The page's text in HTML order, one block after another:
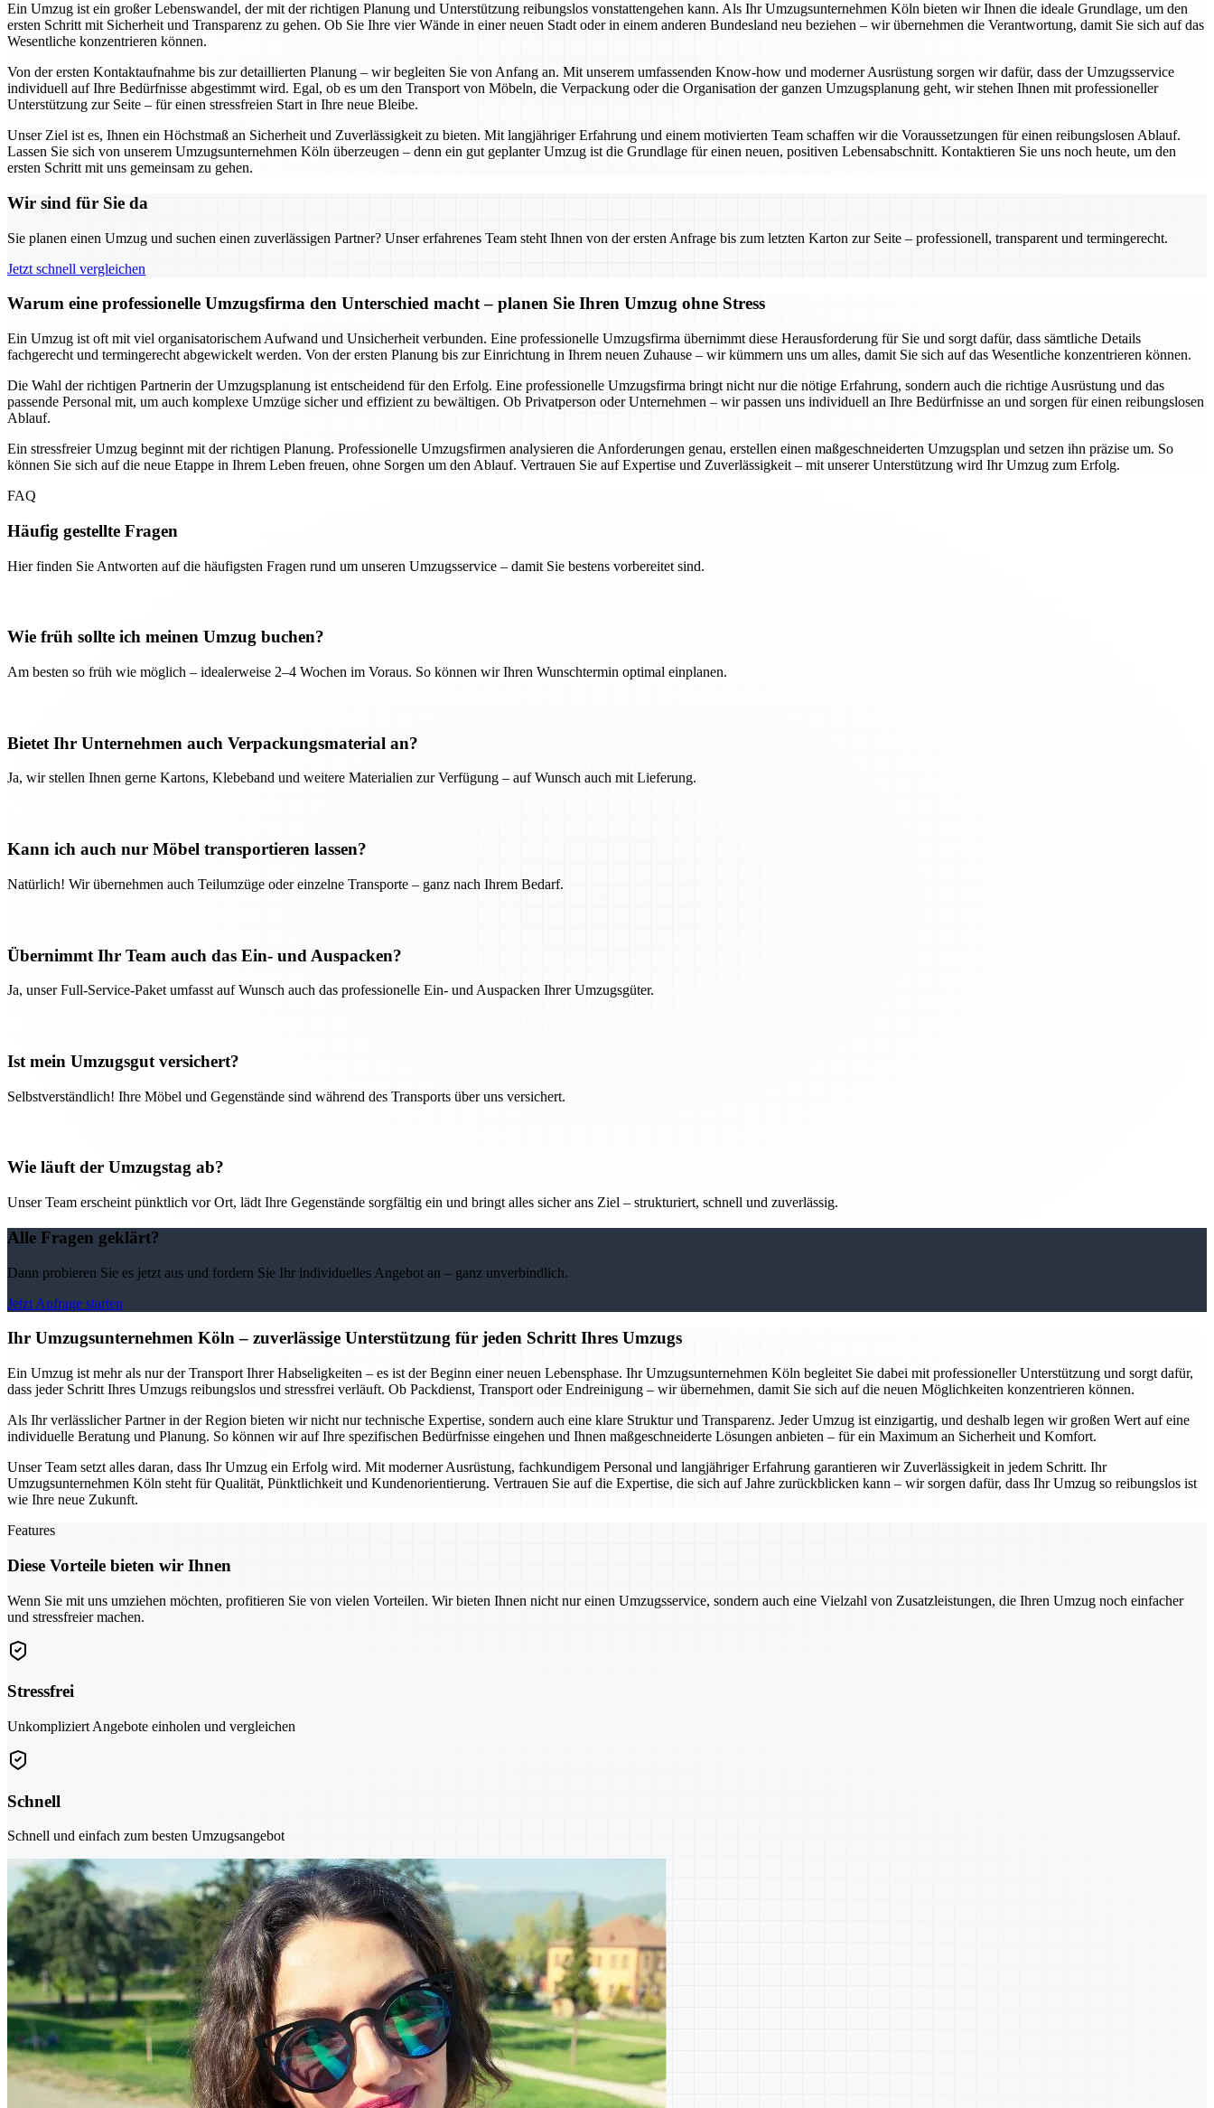
Ein Umzug ist ein großer Lebenswandel, der mit der richtigen Planung und Unterstützung reibungslos vonstattengehen kann. Als Ihr Umzugsunternehmen Köln bieten wir Ihnen die ideale Grundlage, um den
ersten Schritt mit Sicherheit und Transparenz zu gehen. Ob Sie Ihre vier Wände in einer neuen Stadt oder in einem anderen Bundesland neu beziehen – wir übernehmen die Verantwortung, damit Sie sich auf das
Wesentliche konzentrieren können.
Von der ersten Kontaktaufnahme bis zur detaillierten Planung – wir begleiten Sie von Anfang an. Mit unserem umfassenden Know-how und moderner Ausrüstung sorgen wir dafür, dass der Umzugsservice
individuell auf Ihre Bedürfnisse abgestimmt wird. Egal, ob es um den Transport von Möbeln, die Verpackung oder die Organisation der ganzen Umzugsplanung geht, wir stehen Ihnen mit professioneller
Unterstützung zur Seite – für einen stressfreien Start in Ihre neue Bleibe.
Unser Ziel ist es, Ihnen ein Höchstmaß an Sicherheit und Zuverlässigkeit zu bieten. Mit langjähriger Erfahrung und einem motivierten Team schaffen wir die Voraussetzungen für einen reibungslosen Ablauf.
Lassen Sie sich von unserem Umzugsunternehmen Köln überzeugen – denn ein gut geplanter Umzug ist die Grundlage für einen neuen, positiven Lebensabschnitt. Kontaktieren Sie uns noch heute, um den
ersten Schritt mit uns gemeinsam zu gehen.
Wir sind für Sie da
Sie planen einen Umzug und suchen einen zuverlässigen Partner? Unser erfahrenes Team steht Ihnen von der ersten Anfrage bis zum letzten Karton zur Seite – professionell, transparent und termingerecht.
Jetzt schnell vergleichen
Warum eine professionelle Umzugsfirma den Unterschied macht – planen Sie Ihren Umzug ohne Stress
Ein Umzug ist oft mit viel organisatorischem Aufwand und Unsicherheit verbunden. Eine professionelle Umzugsfirma übernimmt diese Herausforderung für Sie und sorgt dafür, dass sämtliche Details
fachgerecht und termingerecht abgewickelt werden. Von der ersten Planung bis zur Einrichtung in Ihrem neuen Zuhause – wir kümmern uns um alles, damit Sie sich auf das Wesentliche konzentrieren können.
Die Wahl der richtigen Partnerin der Umzugsplanung ist entscheidend für den Erfolg. Eine professionelle Umzugsfirma bringt nicht nur die nötige Erfahrung, sondern auch die richtige Ausrüstung und das
passende Personal mit, um auch komplexe Umzüge sicher und effizient zu bewältigen. Ob Privatperson oder Unternehmen – wir passen uns individuell an Ihre Bedürfnisse an und sorgen für einen reibungslosen
Ablauf.
Ein stressfreier Umzug beginnt mit der richtigen Planung. Professionelle Umzugsfirmen analysieren die Anforderungen genau, erstellen einen maßgeschneiderten Umzugsplan und setzen ihn präzise um. So
können Sie sich auf die neue Etappe in Ihrem Leben freuen, ohne Sorgen um den Ablauf. Vertrauen Sie auf Expertise und Zuverlässigkeit – mit unserer Unterstützung wird Ihr Umzug zum Erfolg.
FAQ
Häufig gestellte Fragen
Hier finden Sie Antworten auf die häufigsten Fragen rund um unseren Umzugsservice – damit Sie bestens vorbereitet sind.
Wie früh sollte ich meinen Umzug buchen?
Am besten so früh wie möglich – idealerweise 2–4 Wochen im Voraus. So können wir Ihren Wunschtermin optimal einplanen.
Bietet Ihr Unternehmen auch Verpackungsmaterial an?
Ja, wir stellen Ihnen gerne Kartons, Klebeband und weitere Materialien zur Verfügung – auf Wunsch auch mit Lieferung.
Kann ich auch nur Möbel transportieren lassen?
Natürlich! Wir übernehmen auch Teilumzüge oder einzelne Transporte – ganz nach Ihrem Bedarf.
Übernimmt Ihr Team auch das Ein- und Auspacken?
Ja, unser Full-Service-Paket umfasst auf Wunsch auch das professionelle Ein- und Auspacken Ihrer Umzugsgüter.
Ist mein Umzugsgut versichert?
Selbstverständlich! Ihre Möbel und Gegenstände sind während des Transports über uns versichert.
Wie läuft der Umzugstag ab?
Unser Team erscheint pünktlich vor Ort, lädt Ihre Gegenstände sorgfältig ein und bringt alles sicher ans Ziel – strukturiert, schnell und zuverlässig.
Alle Fragen geklärt?
Dann probieren Sie es jetzt aus und fordern Sie Ihr individuelles Angebot an – ganz unverbindlich.
Jetzt Anfrage starten
Ihr Umzugsunternehmen Köln – zuverlässige Unterstützung für jeden Schritt Ihres Umzugs
Ein Umzug ist mehr als nur der Transport Ihrer Habseligkeiten – es ist der Beginn einer neuen Lebensphase. Ihr Umzugsunternehmen Köln begleitet Sie dabei mit professioneller Unterstützung und sorgt dafür,
dass jeder Schritt Ihres Umzugs reibungslos und stressfrei verläuft. Ob Packdienst, Transport oder Endreinigung – wir übernehmen, damit Sie sich auf die neuen Möglichkeiten konzentrieren können.
Als Ihr verlässlicher Partner in der Region bieten wir nicht nur technische Expertise, sondern auch eine klare Struktur und Transparenz. Jeder Umzug ist einzigartig, und deshalb legen wir großen Wert auf eine
individuelle Beratung und Planung. So können wir auf Ihre spezifischen Bedürfnisse eingehen und Ihnen maßgeschneiderte Lösungen anbieten – für ein Maximum an Sicherheit und Komfort.
Unser Team setzt alles daran, dass Ihr Umzug ein Erfolg wird. Mit moderner Ausrüstung, fachkundigem Personal und langjähriger Erfahrung garantieren wir Zuverlässigkeit in jedem Schritt. Ihr
Umzugsunternehmen Köln steht für Qualität, Pünktlichkeit und Kundenorientierung. Vertrauen Sie auf die Expertise, die sich auf Jahre zurückblicken kann – wir sorgen dafür, dass Ihr Umzug so reibungslos ist
wie Ihre neue Zukunft.
Features
Diese Vorteile bieten wir Ihnen
Wenn Sie mit uns umziehen möchten, profitieren Sie von vielen Vorteilen. Wir bieten Ihnen nicht nur einen Umzugsservice, sondern auch eine Vielzahl von Zusatzleistungen, die Ihren Umzug noch einfacher
und stressfreier machen.
Stressfrei
Unkompliziert Angebote einholen und vergleichen
Schnell
Schnell und einfach zum besten Umzugsangebot